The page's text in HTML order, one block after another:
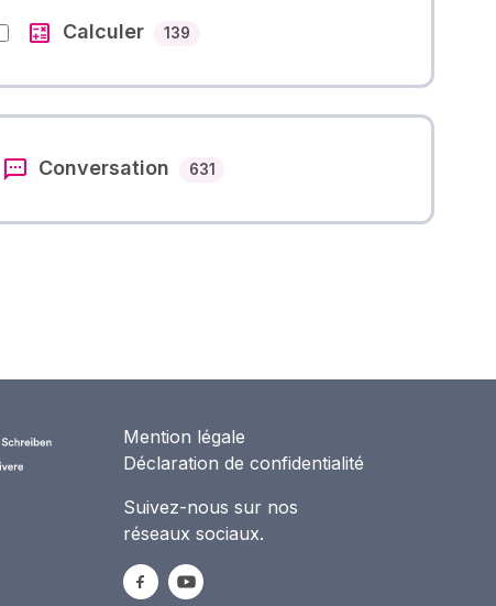
Calculer 139
Conversation 631Nombre des cours
Mention légale
Déclaration de confidentialité
Suivez-nous sur nos
réseaux sociaux.